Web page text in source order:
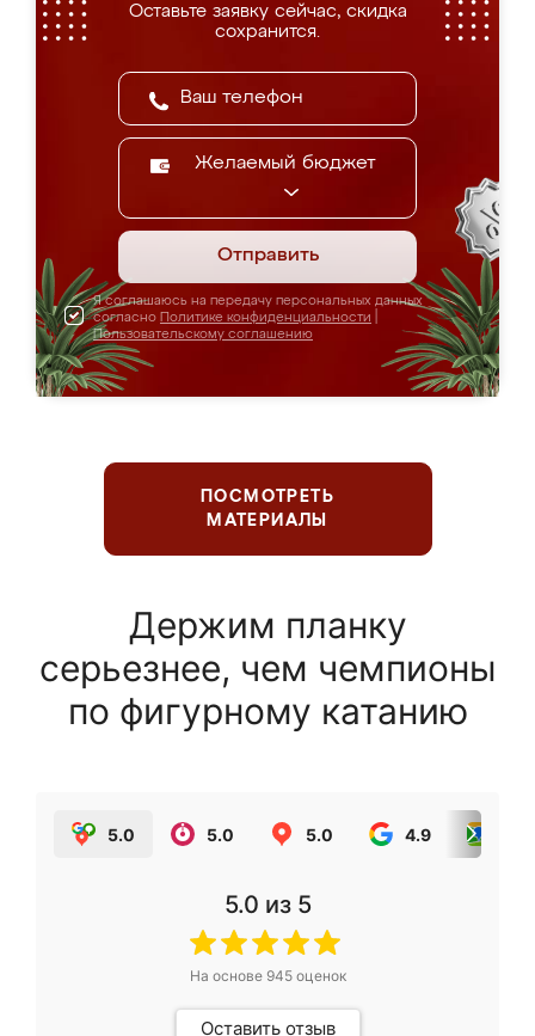
Оставьте заявку сейчас, скидка
сохранится.
Желаемый бюджет
Отправить
Я соглашаюсь на передачу персональных данных
согласно Политике конфиденциальности
Пользовательскому соглашению
ПОСМОТРЕТЬ
МАТЕРИАЛЫ
Держим планку
серьезнее, чем чемпионы
по фигурному катанию
5.0 5.0 5.0 4.9
5.0 из 5
На основе 945оценок
Оставить отзыв